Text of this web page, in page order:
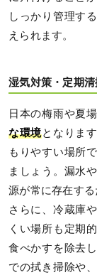
しっかり管理す
えられます。
湿気対策・定期清
日本の梅雨や夏
な環境となりま
もりやすい場所
ましょう。漏水
源が常に存在する
さらに、冷蔵庫
くい場所も定期
食べかすを除去
での拭き掃除や